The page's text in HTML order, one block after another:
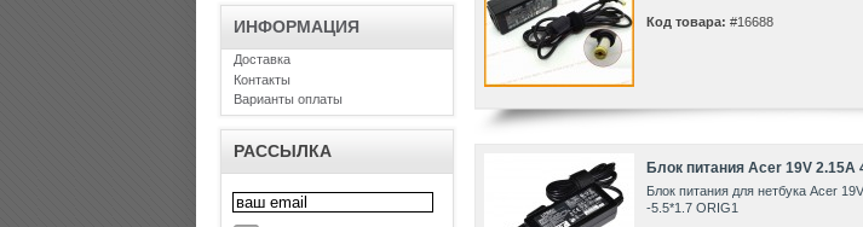
ИНФОРМАЦИЯ
Доставка
Контакты
Варианты оплаты
РАССЫЛКА
Код товара: #16688
Блок питания Acer 19V 2.15A
Блок питания для нетбука Acer
-5.5*1.7 ORIG1